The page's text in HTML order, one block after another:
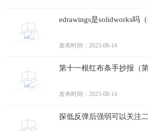
edrawings是solidworks吗（
发布时间：2023-08-14
第十一根红布条手抄报（
发布时间：2023-08-14
探低反弹后强弱可以关注二